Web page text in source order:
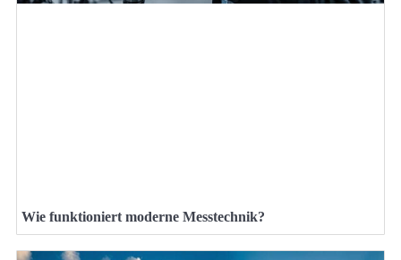
Wie funktioniert moderne Messtechnik?